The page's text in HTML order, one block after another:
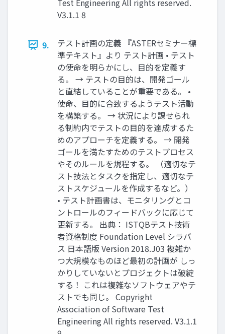
Test Engineering All rights reserved.
V3.1.1 8
9.
テスト計画の定義 『ASTERセミナー標
準テキスト』より テスト計画 • テスト
の使命を明らかにし、目的を定義す
る。 → テストの目的は、開発ゴール
と直結していることが重要である。 •
使命、目的に合致するようテスト活動
を構築する。 → 状況により課せられ
る制約内でテストの目的を達成するた
めのアプローチを定義する。 → 開発
ゴールを満たすためのテストプロセス
やそのルールを規程する。 （適切なテ
スト技法とタスクを指定し、適切なテ
ストスケジュールを作成するなど。）
• テスト計画書は、モニタリングとコ
ントロールのフィードバックに応じて
更新する。 出典： ISTQBテスト技術
者資格制度 Foundation Level シラバ
ス 日本語版 Version 2018.J03 複雑か
つ大規模なものほど最初の計画が しっ
かりしていないとプロジェクトは破綻
する！ これは複雑なソフトウェアやテ
ストでも同じ。 Copyright
Association of Software Test
Engineering All rights reserved. V3.1.1